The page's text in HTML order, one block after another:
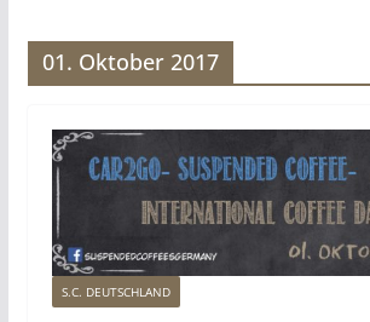
01. Oktober 2017
S.C. DEUTSCHLAND